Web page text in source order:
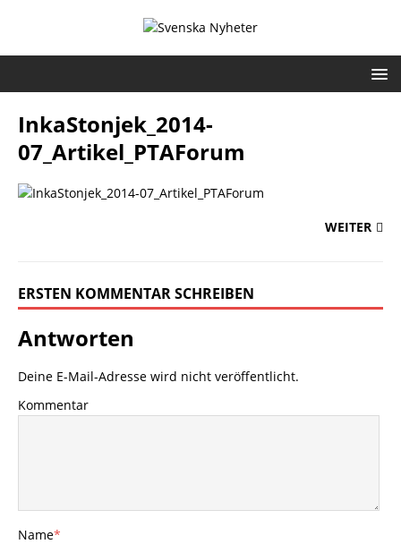
InkaStonjek_2014-
07_Artikel_PTAForum
WEITER
ERSTEN KOMMENTAR SCHREIBEN
Antworten
Deine E-Mail-Adresse wird nicht veröffentlicht.
Kommentar
Name*